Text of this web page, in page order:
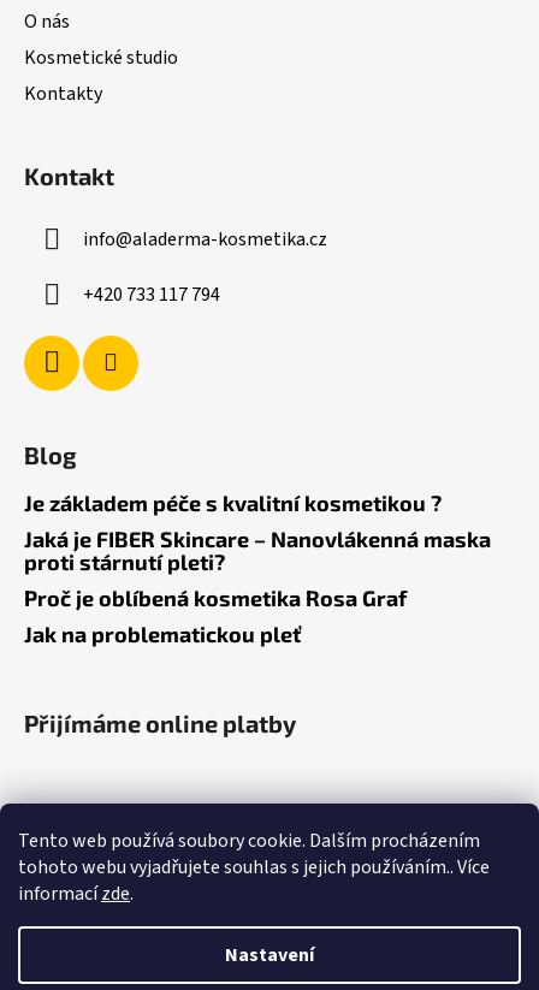
Tento web používá soubory cookie. Dalším procházením
tohoto webu vyjadřujete souhlas s jejich používáním.. Více
informacízde.
Nastavení
O nás
Kosmetické studio
Kontakty
Kontakt
info@aladerma-kosmetika.cz
+420 733 117 794
Blog
Je základem péče s kvalitní kosmetikou ?
Jaká je FIBER Skincare – Nanovlákenná maska
proti stárnutí pleti?
Proč je oblíbená kosmetika Rosa Graf
Jak na problematickou pleť
Přijímáme online platby
Obchodní podmínky Podmínky ochrany osobních údajů